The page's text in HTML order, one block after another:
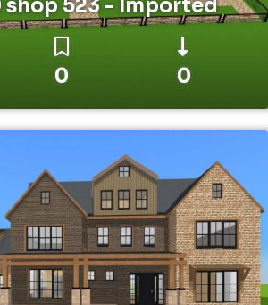
shop 523 - Imported
0 0